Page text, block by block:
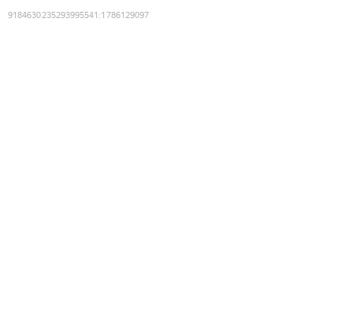
9184630235293995541 :1786129097